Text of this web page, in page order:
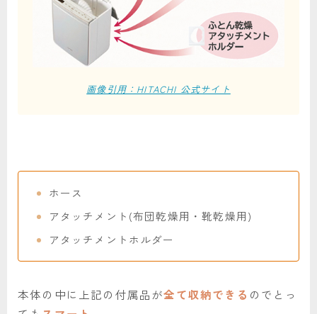
画像引用：HITACHI 公式サイト
ホース
アタッチメント(布団乾燥用・靴乾燥用)
アタッチメントホルダー
本体の中に上記の付属品が全て収納できる のでとっ